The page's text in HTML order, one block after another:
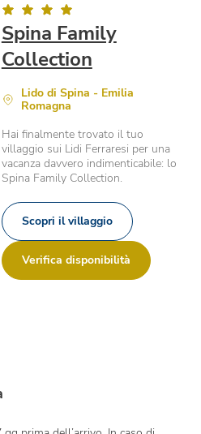
Spina Family
Collection
Lido di Spina - Emilia
Romagna
Hai finalmente trovato il tuo
villaggio sui Lidi Ferraresi per una
vacanza davvero indimenticabile: lo
Spina Family Collection.
Scopri il villaggio
Verifica disponibilità